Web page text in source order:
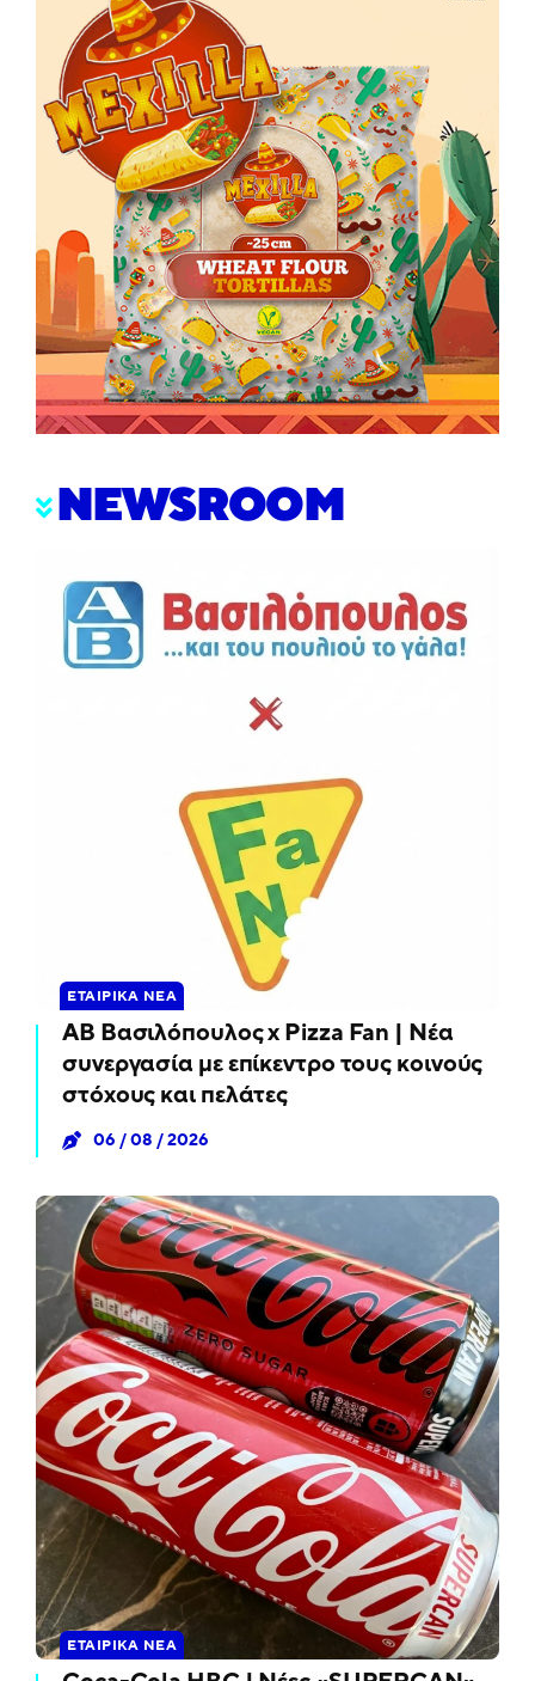
NEWSROOM
ΕΤΑΙΡΙΚΆ ΝΈΑ
ΑΒ Βασιλόπουλος x Pizza Fan | Νέα
συνεργασία με επίκεντρο τους κοινούς
στόχους και πελάτες
06 / 08 / 2026
ΕΤΑΙΡΙΚΆ ΝΈΑ